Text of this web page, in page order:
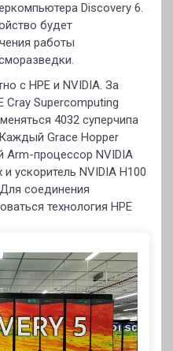
Discovery 6.
будет
работы
с HPE и NVIDIA. За
Cray Supercomputing
4032 суперчипа
Grace Hopper
Arm-процессор NVIDIA
ускоритель NVIDIA H100
соединения
технология HPE